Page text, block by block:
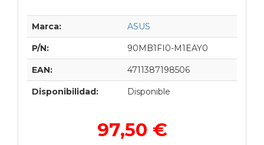
Marca: ASUS
P/N: 90MB1FI0-M1EAY0
EAN: 4711387198506
Disponibilidad: Disponible
97,50 €